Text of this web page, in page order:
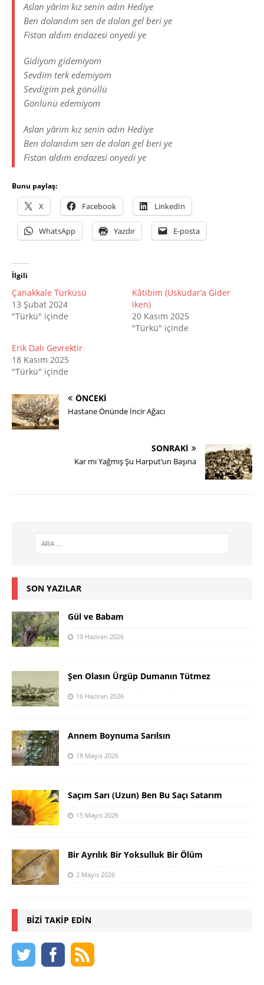
Aslan yârim kız senin adın Hediye
Ben dolandım sen de dolan gel beri ye
Fistan aldım endazesi onyedi ye
Gidiyom gidemiyom
Sevdim terk edemiyom
Sevdigim pek gönüllü
Gönlünü edemiyom
Aslan yârim kız senin adın Hediye
Ben dolandım sen de dolan gel beri ye
Fistan aldım endazesi onyedi ye
Bunu paylaş:
X Facebook LinkedIn
WhatsApp Yazdır E-posta
İlgili
Çanakkale Türküsü
13 Şubat 2024
"Türkü" içinde
Kâtibim (Üsküdar’a Gider
iken)
20 Kasım 2025
"Türkü" içinde
Erik Dalı Gevrektir
18 Kasım 2025
"Türkü" içinde
ÖNCEKI
Hastane Önünde İncir Ağacı
SONRAKI
Kar mı Yağmış Şu Harput’un Başına
SON YAZILAR
Gül ve Babam
19 Haziran 2026
Şen Olasın Ürgüp Dumanın Tütmez
16 Haziran 2026
Annem Boynuma Sarılsın
18 Mayıs 2026
Saçım Sarı (Uzun) Ben Bu Saçı Satarım
15 Mayıs 2026
Bir Ayrılık Bir Yoksulluk Bir Ölüm
2 Mayıs 2026
BIZI TAKIP EDIN